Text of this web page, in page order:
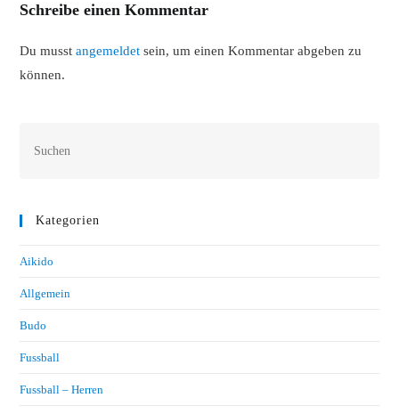
Schreibe einen Kommentar
Du musstangemeldet sein, um einen Kommentar abgeben zu
können.
Kategorien
Aikido
Allgemein
Budo
Fussball
Fussball – Herren